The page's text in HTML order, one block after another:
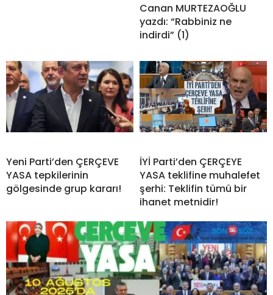
Canan MURTEZAOĞLU
yazdı: “Rabbiniz ne
indirdi” (1)
Yeni Parti’den ÇERÇEVE
YASA tepkilerinin
gölgesinde grup kararı!
İYİ Parti’den ÇERÇEYE
YASA teklifine muhalefet
şerhi: Teklifin tümü bir
ihanet metnidir!